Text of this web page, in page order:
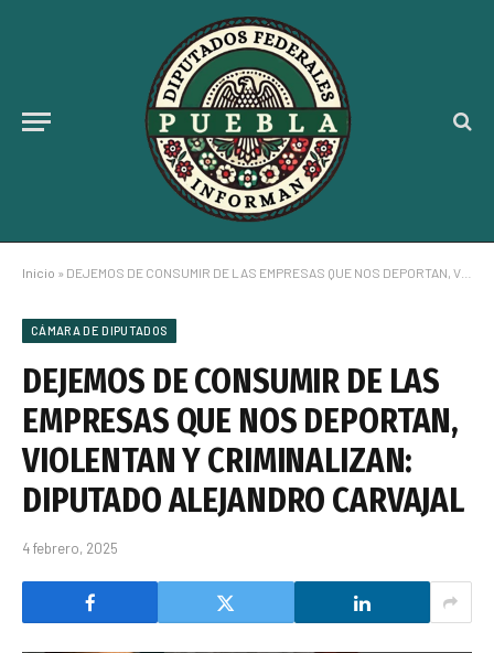
Inicio » DEJEMOS DE CONSUMIR DE LAS EMPRESAS QUE NOS DEPORTAN, VIOLENTAN Y CRIMINALIZAN: DIPUTADO ALEJANDRO CARVAJAL
CÁMARA DE DIPUTADOS
DEJEMOS DE CONSUMIR DE LAS
EMPRESAS QUE NOS DEPORTAN,
VIOLENTAN Y CRIMINALIZAN:
DIPUTADO ALEJANDRO CARVAJAL
4 febrero, 2025